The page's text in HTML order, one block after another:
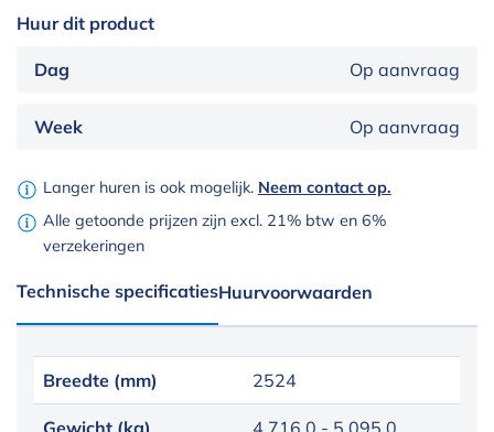
Huur dit product
Dag Op aanvraag
Week Op aanvraag
Langer huren is ook mogelijk. Neem contact op.
Alle getoonde prijzen zijn excl. 21% btw en 6%
verzekeringen
Technische specificatiesHuurvoorwaarden
Breedte (mm) 2524